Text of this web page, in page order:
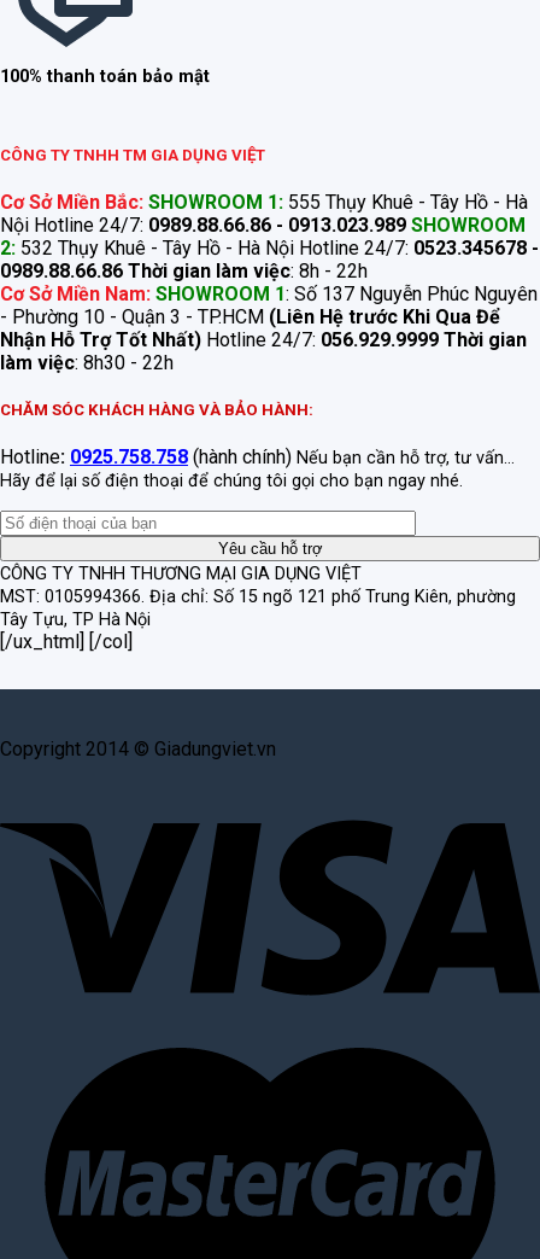
100% thanh toán bảo mật
CÔNG TY TNHH TM GIA DỤNG VIỆT
Cơ Sở Miền Bắc: SHOWROOM 1: 555 Thụy Khuê - Tây Hồ - Hà
Nội Hotline 24/7: 0989.88.66.86 - 0913.023.989 SHOWROOM
2: 532 Thụy Khuê - Tây Hồ - Hà Nội Hotline 24/7: 0523.345678 -
0989.88.66.86 Thời gian làm việc: 8h - 22h
Cơ Sở Miền Nam: SHOWROOM 1: Số 137 Nguyễn Phúc Nguyên
- Phường 10 - Quận 3 - TP.HCM (Liên Hệ trước Khi Qua Để
Nhận Hỗ Trợ Tốt Nhất) Hotline 24/7: 056.929.9999 Thời gian
làm việc: 8h30 - 22h
CHĂM SÓC KHÁCH HÀNG VÀ BẢO HÀNH:
Hotline: 0925.758.758 (hành chính) Nếu bạn cần hỗ trợ, tư vấn...
Hãy để lại số điện thoại để chúng tôi gọi cho bạn ngay nhé.
CÔNG TY TNHH THƯƠNG MẠI GIA DỤNG VIỆT
MST: 0105994366. Địa chỉ: Số 15 ngõ 121 phố Trung Kiên, phường
Tây Tựu, TP Hà Nội
[/ux_html] [/col]
Copyright 2014 © Giadungviet.vn